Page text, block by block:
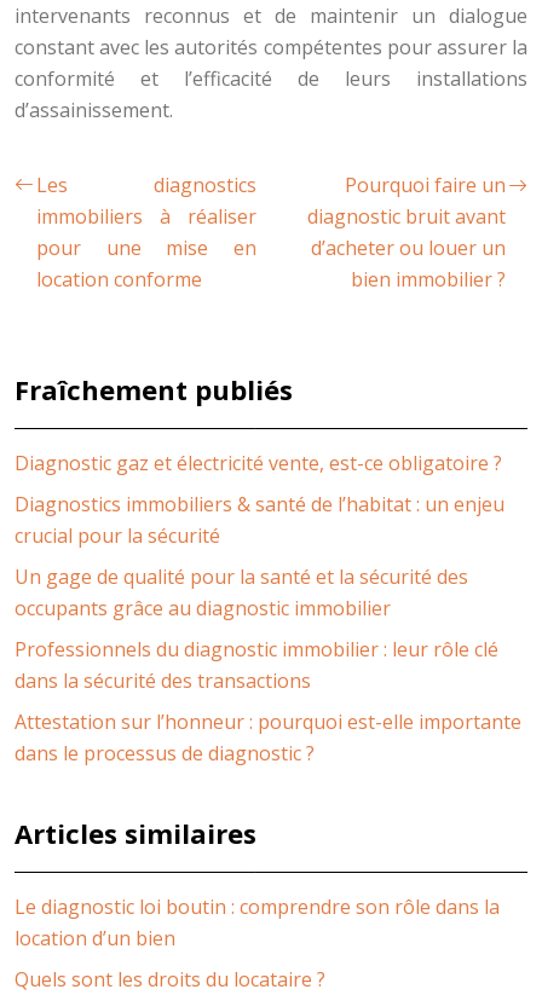
intervenants reconnus et de maintenir un dialogue
constant avec les autorités compétentes pour assurer la
conformité et l’efficacité de leurs installations
d’assainissement.
Les diagnostics
immobiliers à réaliser
pour une mise en
location conforme
Pourquoi faire un
diagnostic bruit avant
d’acheter ou louer un
bien immobilier ?
Fraîchement publiés
Diagnostic gaz et électricité vente, est-ce obligatoire ?
Diagnostics immobiliers & santé de l’habitat : un enjeu
crucial pour la sécurité
Un gage de qualité pour la santé et la sécurité des
occupants grâce au diagnostic immobilier
Professionnels du diagnostic immobilier : leur rôle clé
dans la sécurité des transactions
Attestation sur l’honneur : pourquoi est-elle importante
dans le processus de diagnostic ?
Articles similaires
Le diagnostic loi boutin : comprendre son rôle dans la
location d’un bien
Quels sont les droits du locataire ?